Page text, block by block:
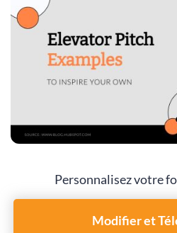
Personnalisez votre
Modifier et